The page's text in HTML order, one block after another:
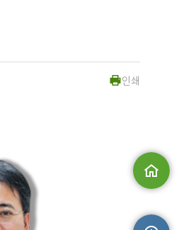
맵
인쇄